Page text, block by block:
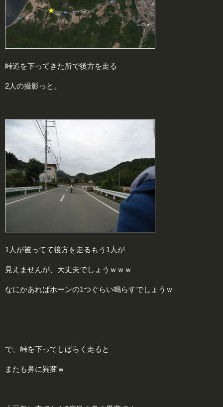
峠道を下ってきた所で後方を走る
2人の撮影っと。
1人が被ってて後方を走るもう1人が
見えませんが、大丈夫でしょうｗｗｗ
なにかあればホーンの1つぐらい鳴らすでしょうｗ
で、峠を下ってしばらく走ると
またも鼻に異変ｗ